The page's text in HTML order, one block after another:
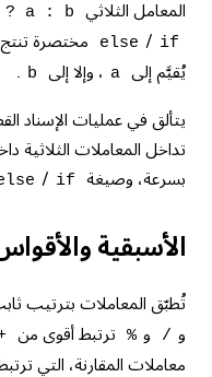
المعامل الثلاثي ? a : b
if
/
else مختصرة
يُقيَّم إلى a ، وإلا إلى b
.
يتألق في عمليات الإسناد
تداخل المعاملات الثلاثية
بسرعة، وصيغة
if
/
الأسبقية
تُطبّق المعاملات بترتيب
و / و % ترتبط أقوى من
معاملات المقارنة، التي